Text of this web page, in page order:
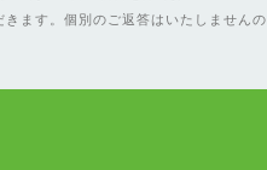
ます。個別のご返答はいたしませんの